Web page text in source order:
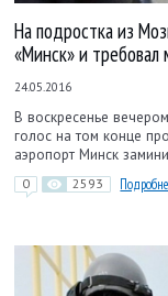
На подростка из
«Минск» и требовал
24.05.2016
В воскресенье
голос на том конце
аэропорт Минск
0 2593